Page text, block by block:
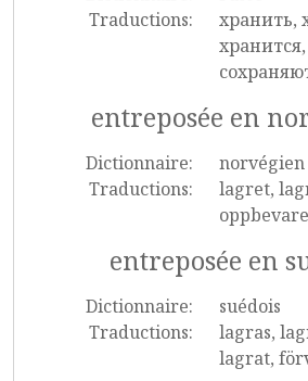
Traductions:
хранить,
entreposée en
Dictionnaire:
norvégien
Traductions:
lagret,
entreposée en
Dictionnaire:
suédois
Traductions:
lagras,
lagrat,